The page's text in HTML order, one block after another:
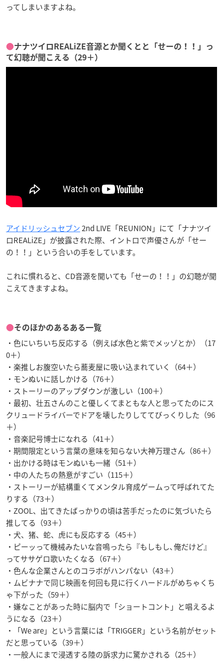
ってしまいますよね。
●ナナツイロREALiZE音源とか聞くとと「せーの！！」っ
て幻聴が聞こえる（29＋）
アイドリッシュセブン2nd LIVE「REUNION」にて「ナナツイ
ロREALiZE」が披露された際、イントロで声優さんが「せー
の！！」という合いの手をしています。
これに慣れると、CD音源を聞いても「せーの！！」の幻聴が聞
こえてきますよね。
●そのほかのあるある一覧
・色にいちいち反応する（例えば水色と紫でメッゾとか）（17
0＋）
・楽推しお腹空いたら蕎麦屋に吸い込まれていく（64＋）
・モンぬいに話しかける（76＋）
・ストーリーのアップダウンが激しい（100＋）
・最初、壮五さんのこと優しくてまともな人と思ってたのにス
クリュードライバーでドアを壊したりしててびっくりした（96
＋）
・音楽記号博士になれる（41＋）
・期間限定という言葉の意味を知らない大神万理さん（86＋）
・出かける時はモンぬいも一緒（51＋）
・中の人たちの熱意がすごい（115＋）
・ストーリーが結構重くてメンタル育成ゲームって呼ばれてた
りする（73＋）
・ZOOL、出てきたばっかりの頃は苦手だったのに気づいたら
推してる（93＋）
・犬、猪、蛇、虎にも反応する（45＋）
・ピーッって機械みたいな音鳴ったら『もしもし､俺だけど』
ってササゲロ歌いたくなる（67＋）
・色んな企業さんとのコラボがハンパない（43＋）
・ムビナナで同じ映画を何回も見に行くハードルがめちゃくち
ゃ下がった（59＋）
・嫌なことがあった時に脳内で「ショートコント」と唱えるよ
うになる（23＋）
・「We are」という言葉には「TRIGGER」という名前がセット
だと思っている（39＋）
・一般人にまで浸透する陸の訴求力に驚かされる（25＋）